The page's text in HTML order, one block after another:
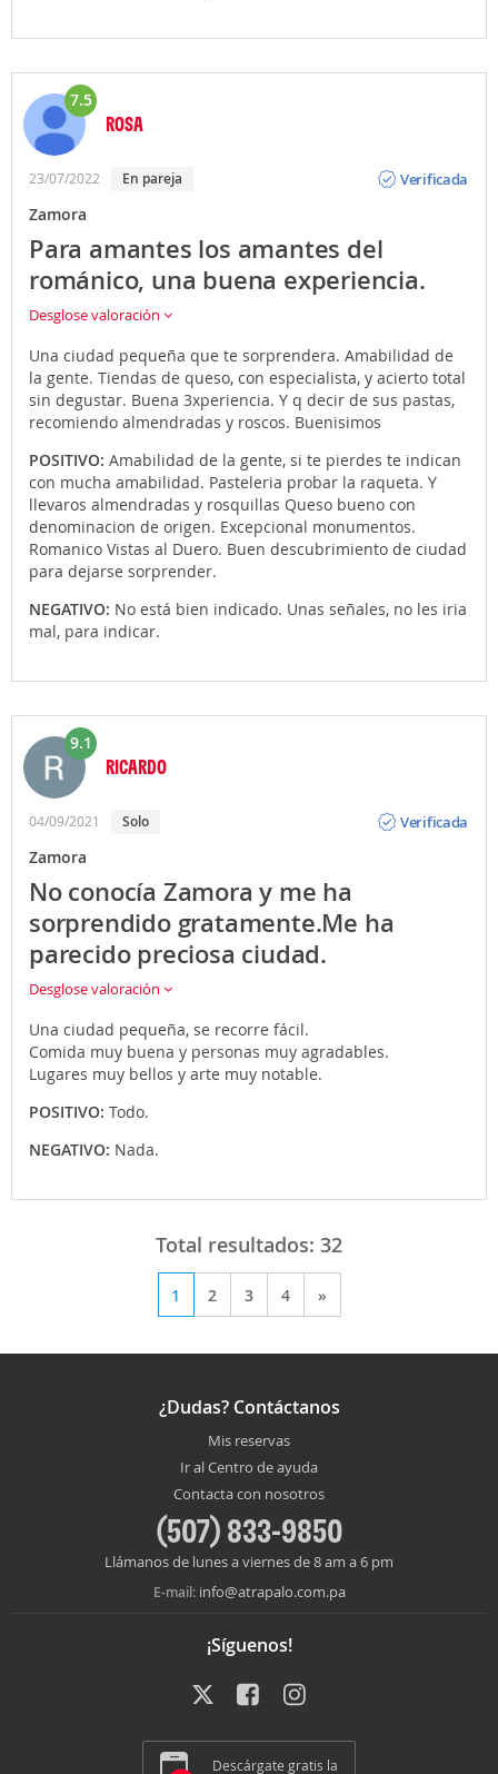
7.5
ROSA
23/07/2022 En pareja
Verificada
Zamora
Para amantes los amantes del
románico, una buena experiencia.
Desglose valoración
Una ciudad pequeña que te sorprendera. Amabilidad de
la gente. Tiendas de queso, con especialista, y acierto total
sin degustar. Buena 3xperiencia. Y q decir de sus pastas,
recomiendo almendradas y roscos. Buenisimos
POSITIVO: Amabilidad de la gente, si te pierdes te indican
con mucha amabilidad. Pasteleria probar la raqueta. Y
llevaros almendradas y rosquillas Queso bueno con
denominacion de origen. Excepcional monumentos.
Romanico Vistas al Duero. Buen descubrimiento de ciudad
para dejarse sorprender.
NEGATIVO: No está bien indicado. Unas señales, no les iria
mal, para indicar.
9.1
RICARDO
04/09/2021 Solo
Verificada
Zamora
No conocía Zamora y me ha
sorprendido gratamente.Me ha
parecido preciosa ciudad.
Desglose valoración
Una ciudad pequeña, se recorre fácil.
Comida muy buena y personas muy agradables.
Lugares muy bellos y arte muy notable.
POSITIVO: Todo.
NEGATIVO: Nada.
Total resultados: 32
1 2 3 4 »
¿Dudas? Contáctanos
Mis reservas
Ir al Centro de ayuda
Contacta con nosotros
(507) 833-9850
Llámanos de lunes a viernes de 8 am a 6 pm
E-mail: info@atrapalo.com.pa
¡Síguenos!
Descárgate gratis la